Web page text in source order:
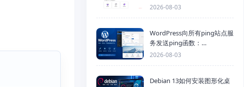
KVM VPS推荐
2026-08-03
WordPress向所有ping站点服
务发送ping函数：
generic_ping
2026-08-03
Debian 13如何安装图形化桌